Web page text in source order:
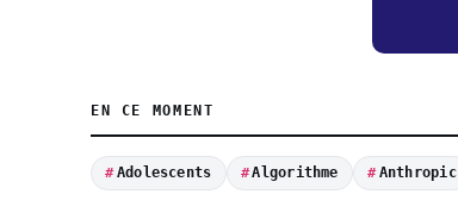
EN CE MOMENT
Adolescents Algorithme Anthropic